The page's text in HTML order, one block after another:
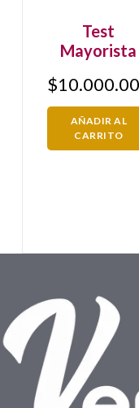
Test
Mayorista
$
AÑADIR AL
CARRITO